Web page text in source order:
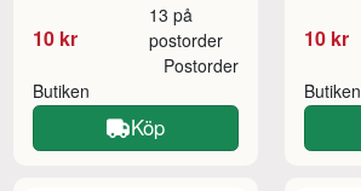
10 kr
13 på
postorder
Butiken
Postorder
Köp
10 kr
Butiken